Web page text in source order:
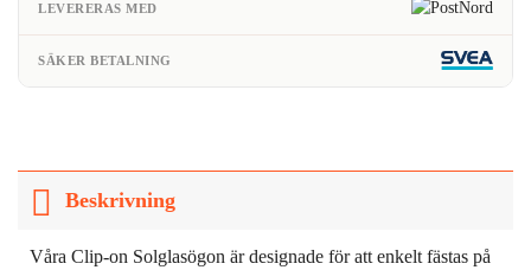
LEVERERAS MED
SÄKER BETALNING
Beskrivning
Våra Clip-on Solglasögon är designade för att enkelt fästas på